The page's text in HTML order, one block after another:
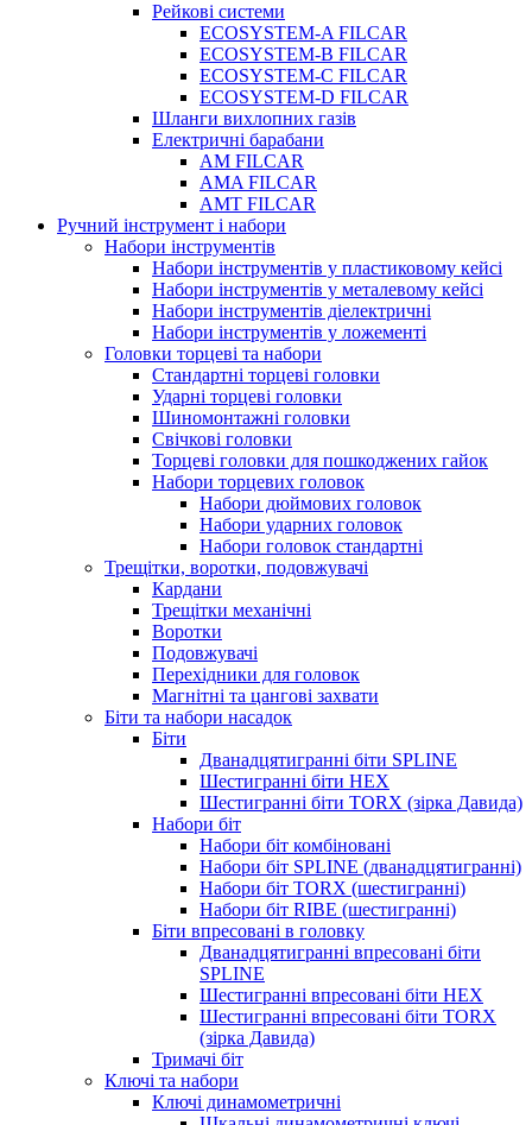
Рейкові системи
ECOSYSTEM-A FILCAR
ECOSYSTEM-B FILCAR
ECOSYSTEM-C FILCAR
ECOSYSTEM-D FILCAR
Шланги вихлопних газів
Електричні барабани
AM FILCAR
AMA FILCAR
AMT FILCAR
Ручний інструмент і набори
Набори інструментів
Набори інструментів у пластиковому кейсі
Набори інструментів у металевому кейсі
Набори інструментів діелектричні
Набори інструментів у ложементі
Головки торцеві та набори
Стандартні торцеві головки
Ударні торцеві головки
Шиномонтажні головки
Свічкові головки
Торцеві головки для пошкоджених гайок
Набори торцевих головок
Набори дюймових головок
Набори ударних головок
Набори головок стандартні
Трещітки, воротки, подовжувачі
Кардани
Трещітки механічні
Воротки
Подовжувачі
Перехідники для головок
Магнітні та цангові захвати
Біти та набори насадок
Біти
Дванадцятигранні біти SPLINE
Шестигранні біти HEX
Шестигранні біти TORX (зірка Давида)
Набори біт
Набори біт комбіновані
Набори біт SPLINE (дванадцятигранні)
Набори біт TORX (шестигранні)
Набори біт RIBE (шестигранні)
Біти впресовані в головку
Дванадцятигранні впресовані біти
SPLINE
Шестигранні впресовані біти HEX
Шестигранні впресовані біти TORX
(зірка Давида)
Тримачі біт
Ключі та набори
Ключі динамометричні